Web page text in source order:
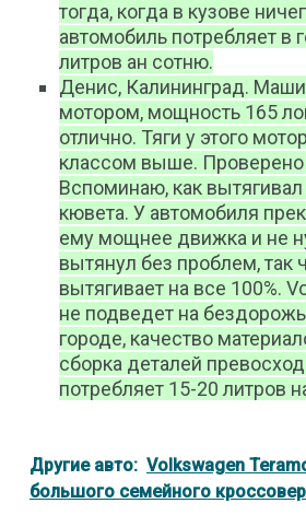
тогда, когда в кузове
автомобиль потребляет в
литров ан сотню.
Денис, Калининград.
мотором, мощность 165
отлично. Тяги у этого
классом выше. Проверено
Вспоминаю, как
кювета. У автомобиля
ему мощнее движка и не
вытянул без проблем, так
вытягивает на все 100%.
не подведет на
городе, качество
сборка деталей
потребляет 15-20 литров
Другие авто: Volkswagen
большого семейного